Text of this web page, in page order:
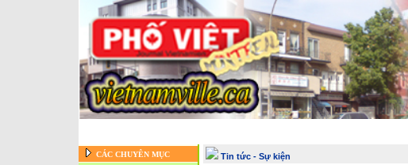
CÁC CHUYÊN MỤC Tin tức - Sự kiện